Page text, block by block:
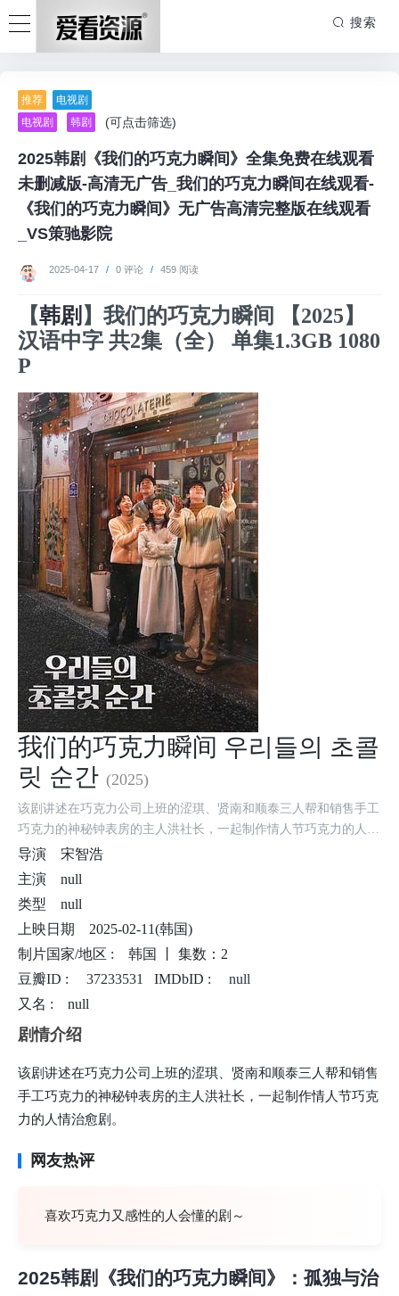
搜索
推荐
电视剧
电视剧
韩剧 (可点击筛选)
2025韩剧《我们的巧克力瞬间》全集免费在线观看
未删减版-高清无广告_我们的巧克力瞬间在线观看-
《我们的巧克力瞬间》无广告高清完整版在线观看
_VS策驰影院
2025-04-17 / 0 评论 / 459 阅读
【韩剧 】我们的巧克力瞬间 【2025】
汉语中字 共2集（全） 单集1.3GB 1080
P
我们的巧克力瞬间 우리들의 초콜
릿 순간 (2025)
该剧讲述在巧克力公司上班的涩琪、贤南和顺泰三人帮和销售手工
巧克力的神秘钟表房的主人洪社长，一起制作情人节巧克力的人情
治愈剧。
导演
宋智浩
主演
null
类型
null
上映日期
2025-02-11(韩国)
制片国家/地区 :
韩国 丨 集数：2
豆瓣ID :
37233531 IMDbID :
null
又名 :
null
剧情介绍
该剧讲述在巧克力公司上班的涩琪、贤南和顺泰三人帮和销售
手工巧克力的神秘钟表房的主人洪社长，一起制作情人节巧克
力的人情治愈剧。
网友热评
喜欢巧克力又感性的人会懂的剧～
2025韩剧
《我们的巧克力瞬间》：孤独与治